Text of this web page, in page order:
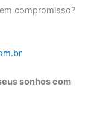
compromisso?
sonhos com